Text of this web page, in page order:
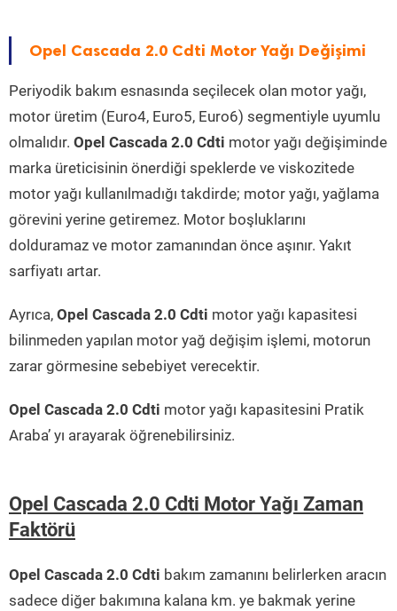
Opel Cascada 2.0 Cdti Motor Yağı Değişimi
Periyodik bakım esnasında seçilecek olan motor yağı,
motor üretim (Euro4, Euro5, Euro6) segmentiyle uyumlu
olmalıdır. Opel Cascada 2.0 Cdti motor yağı değişiminde
marka üreticisinin önerdiği speklerde ve viskozitede
motor yağı kullanılmadığı takdirde; motor yağı, yağlama
görevini yerine getiremez. Motor boşluklarını
dolduramaz ve motor zamanından önce aşınır. Yakıt
sarfiyatı artar.
Ayrıca, Opel Cascada 2.0 Cdti motor yağı kapasitesi
bilinmeden yapılan motor yağ değişim işlemi, motorun
zarar görmesine sebebiyet verecektir.
Opel Cascada 2.0 Cdti motor yağı kapasitesini Pratik
Araba’ yı arayarak öğrenebilirsiniz.
Opel Cascada 2.0 Cdti Motor Yağı Zaman
Faktörü
Opel Cascada 2.0 Cdti bakım zamanını belirlerken aracın
sadece diğer bakımına kalana km. ye bakmak yerine